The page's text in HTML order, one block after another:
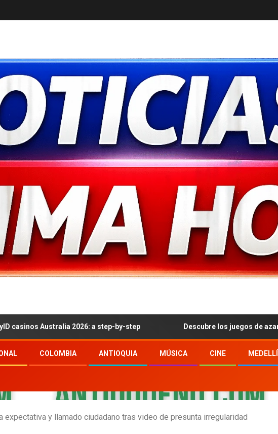
2026: a step-by-step Descubre los juegos de azar más
COLOMBIA ANTIOQUIA MÚSICA CINE
expectativa y llamado ciudadano tras video de presunta irregularidad